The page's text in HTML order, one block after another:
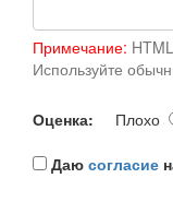
Примечание:
Используйте
Оценка: Плохо
Даю согласие